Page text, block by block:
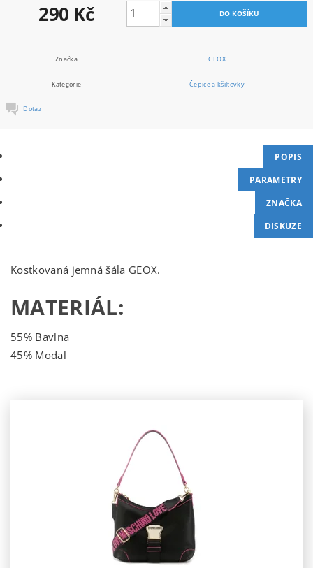
290 Kč
Značka GEOX
Kategorie Čepice a kšiltovky
Dotaz
POPIS
PARAMETRY
ZNAČKA
DISKUZE
Kostkovaná jemná šála GEOX.
MATERIÁL:
55% Bavlna
45% Modal